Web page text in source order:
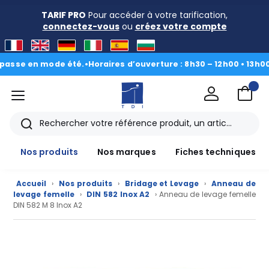
TARIF PRO Pour accéder à votre tarification,
connectez-vousou créez votre compte
en mode été.•Horaires d’ouverture : 8h30 – 12h00 • 13h00 -
menu
Rechercher
Nos produits
Nos marques Fiches techniques
Accueil › Nos produits › Bridage et Levage › Anneau de
levage femelle › DIN 582 Inox A2
› Anneau de levage femelle
DIN 582 M 8 Inox A2